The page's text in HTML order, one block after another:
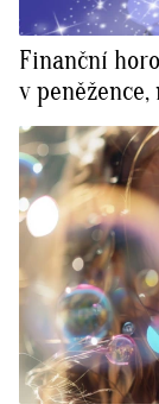
Finanční
v